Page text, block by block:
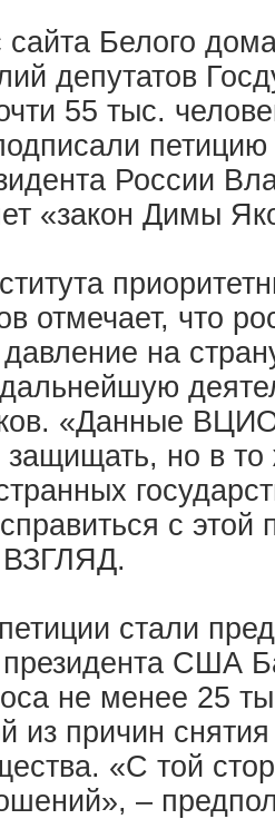
Белого
депутатов
55 тыс.
России
«закон Димы
отмечает, что
на
«Данные
защищать, но в
с этой
ВЗГЛЯД.
стали
президента США
не менее 25
из причин
«С той
–